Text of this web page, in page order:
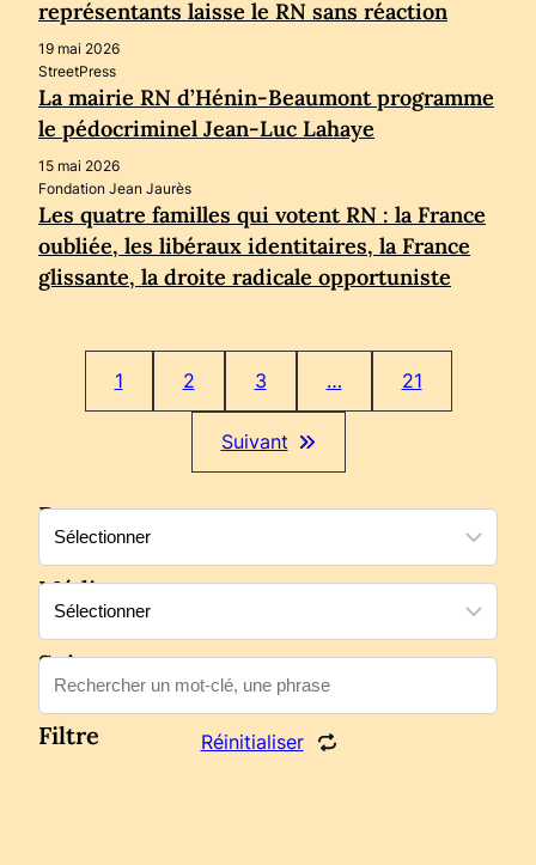
représentants laisse le RN sans réaction
19 mai 2026
StreetPress
La mairie RN d’Hénin-Beaumont programme
le pédocriminel Jean-Luc Lahaye
15 mai 2026
Fondation Jean Jaurès
Les quatre familles qui votent RN : la France
oubliée, les libéraux identitaires, la France
glissante, la droite radicale opportuniste
1 2 3 … 21
Suivant
Date
Média
Sujet
Filtre Réinitialiser